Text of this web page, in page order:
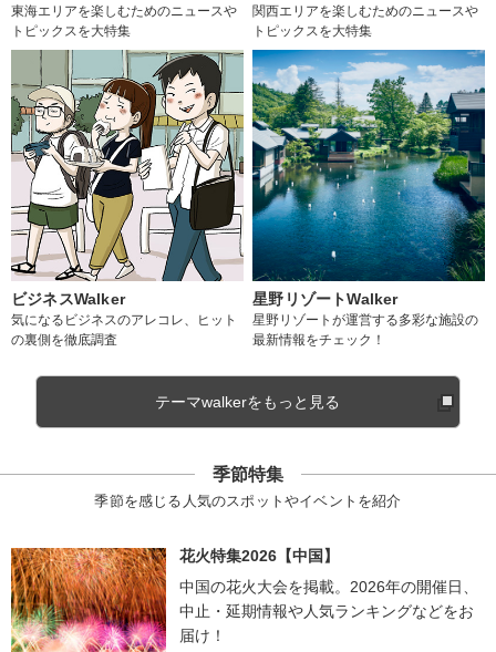
東海エリアを楽しむためのニュースや
トピックスを大特集
関西エリアを楽しむためのニュースや
トピックスを大特集
ビジネスWalker
気になるビジネスのアレコレ、ヒット
の裏側を徹底調査
星野リゾートWalker
星野リゾートが運営する多彩な施設の
最新情報をチェック！
テーマwalkerをもっと見る
季節特集
季節を感じる人気のスポットやイベントを紹介
花火特集2026【中国】
中国の花火大会を掲載。2026年の開催日、
中止・延期情報や人気ランキングなどをお
届け！